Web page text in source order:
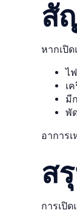
สั
หากเปิ
ไ
เ
มี
พั
อาการ
ส
การเปิ